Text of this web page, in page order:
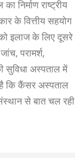
निर्माण राष्ट्रीय
के वित्तीय सहयोग
इलाज के लिए दूसरे
परामर्श,
सुविधा अस्पताल में
है कि कैंसर अस्पताल
से बात चल रही